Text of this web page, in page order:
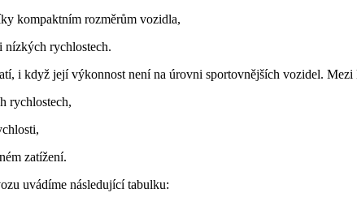
kompaktním rozměrům vozidla,
rychlostech.
i když její výkonnost není na úrovni sportovnějších vozidel. Mezi
rychlostech,
zatížení.
uvádíme následující tabulku: